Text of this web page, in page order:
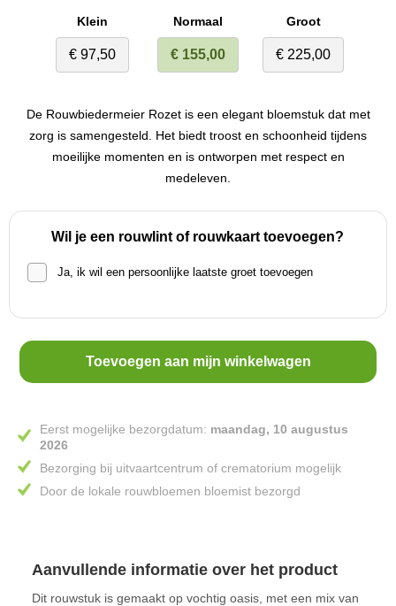
Klein
€ 97,50
Normaal
€ 155,00
Groot
€ 225,00
De Rouwbiedermeier Rozet is een elegant bloemstuk dat met
zorg is samengesteld. Het biedt troost en schoonheid tijdens
moeilijke momenten en is ontworpen met respect en
medeleven.
Wil je een rouwlint of rouwkaart toevoegen?
Ja, ik wil een persoonlijke laatste groet toevoegen
Toevoegen aan mijn winkelwagen
Eerst mogelijke bezorgdatum: maandag, 10 augustus
2026
Bezorging bij uitvaartcentrum of crematorium mogelijk
Door de lokale rouwbloemen bloemist bezorgd
Aanvullende informatie over het product
Dit rouwstuk is gemaakt op vochtig oasis, met een mix van